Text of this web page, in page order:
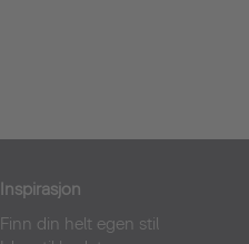
Inspirasjon
Finn din helt egen stil